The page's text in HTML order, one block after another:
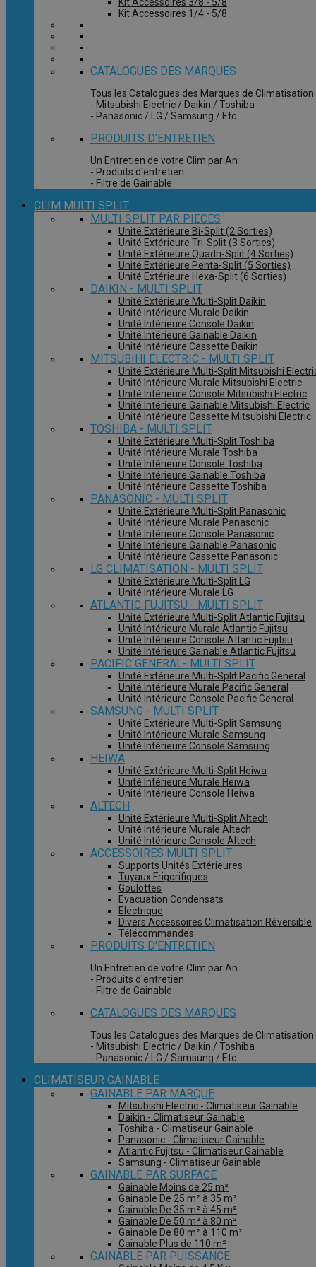
Kit Accessoires 1/4 - 5/8
CATALOGUES DES MARQUES
Tous les Catalogues des Marques de Climatisation
- Mitsubishi Electric / Daikin / Toshiba
- Panasonic / LG / Samsung / Etc
PRODUITS D'ENTRETIEN
Un Entretien de votre Clim par An :
- Produits d'entretien
- Filtre de Gainable
CLIM MULTI SPLIT
MULTI SPLIT PAR PIECES
Unité Extérieure Bi-Split (2 Sorties)
Unité Extérieure Tri-Split (3 Sorties)
Unité Extérieure Quadri-Split (4 Sorties)
Unité Extérieure Penta-Split (5 Sorties)
Unité Extérieure Hexa-Split (6 Sorties)
DAIKIN - MULTI SPLIT
Unité Extérieure Multi-Split Daikin
Unité Intérieure Murale Daikin
Unité Intérieure Console Daikin
Unité Intérieure Gainable Daikin
Unité Intérieure Cassette Daikin
MITSUBIHI ELECTRIC - MULTI SPLIT
Unité Extérieure Multi-Split Mitsubishi
Unité Intérieure Murale Mitsubishi Electric
Unité Intérieure Console Mitsubishi Electric
Unité Intérieure Gainable Mitsubishi Electric
Unité Intérieure Cassette Mitsubishi Electric
TOSHIBA - MULTI SPLIT
Unité Extérieure Multi-Split Toshiba
Unité Intérieure Murale Toshiba
Unité Intérieure Console Toshiba
Unité Intérieure Gainable Toshiba
Unité Intérieure Cassette Toshiba
PANASONIC - MULTI SPLIT
Unité Extérieure Multi-Split Panasonic
Unité Intérieure Murale Panasonic
Unité Intérieure Console Panasonic
Unité Intérieure Gainable Panasonic
Unité Intérieure Cassette Panasonic
LG CLIMATISATION - MULTI SPLIT
Unité Extérieure Multi-Split LG
Unité Intérieure Murale LG
ATLANTIC FUJITSU - MULTI SPLIT
Unité Extérieure Multi-Split Atlantic Fujitsu
Unité Intérieure Murale Atlantic Fujitsu
Unité Intérieure Console Atlantic Fujitsu
Unité Intérieure Gainable Atlantic Fujitsu
PACIFIC GENERAL- MULTI SPLIT
Unité Extérieure Multi-Split Pacific General
Unité Intérieure Murale Pacific General
Unité Intérieure Console Pacific General
SAMSUNG - MULTI SPLIT
Unité Extérieure Multi-Split Samsung
Unité Intérieure Murale Samsung
Unité Intérieure Console Samsung
HEIWA
Unité Extérieure Multi-Split Heiwa
Unité Intérieure Murale Heiwa
Unité Intérieure Console Heiwa
ALTECH
Unité Extérieure Multi-Split Altech
Unité Intérieure Murale Altech
Unité Intérieure Console Altech
ACCESSOIRES MULTI SPLIT
Supports Unités Extérieures
Tuyaux Frigorifiques
Goulottes
Evacuation Condensats
Electrique
Divers Accessoires Climatisation Réversible
Télécommandes
PRODUITS D'ENTRETIEN
Un Entretien de votre Clim par An :
- Produits d'entretien
- Filtre de Gainable
CATALOGUES DES MARQUES
Tous les Catalogues des Marques de Climatisation
- Mitsubishi Electric / Daikin / Toshiba
- Panasonic / LG / Samsung / Etc
CLIMATISEUR GAINABLE
GAINABLE PAR MARQUE
Mitsubishi Electric - Climatiseur Gainable
Daikin - Climatiseur Gainable
Toshiba - Climatiseur Gainable
Panasonic - Climatiseur Gainable
Atlantic Fujitsu - Climatiseur Gainable
Samsung - Climatiseur Gainable
GAINABLE PAR SURFACE
Gainable Moins de 25 m²
Gainable De 25 m² à 35 m²
Gainable De 35 m² à 45 m²
Gainable De 50 m² à 80 m²
Gainable De 80 m² à 110 m²
Gainable Plus de 110 m²
GAINABLE PAR PUISSANCE